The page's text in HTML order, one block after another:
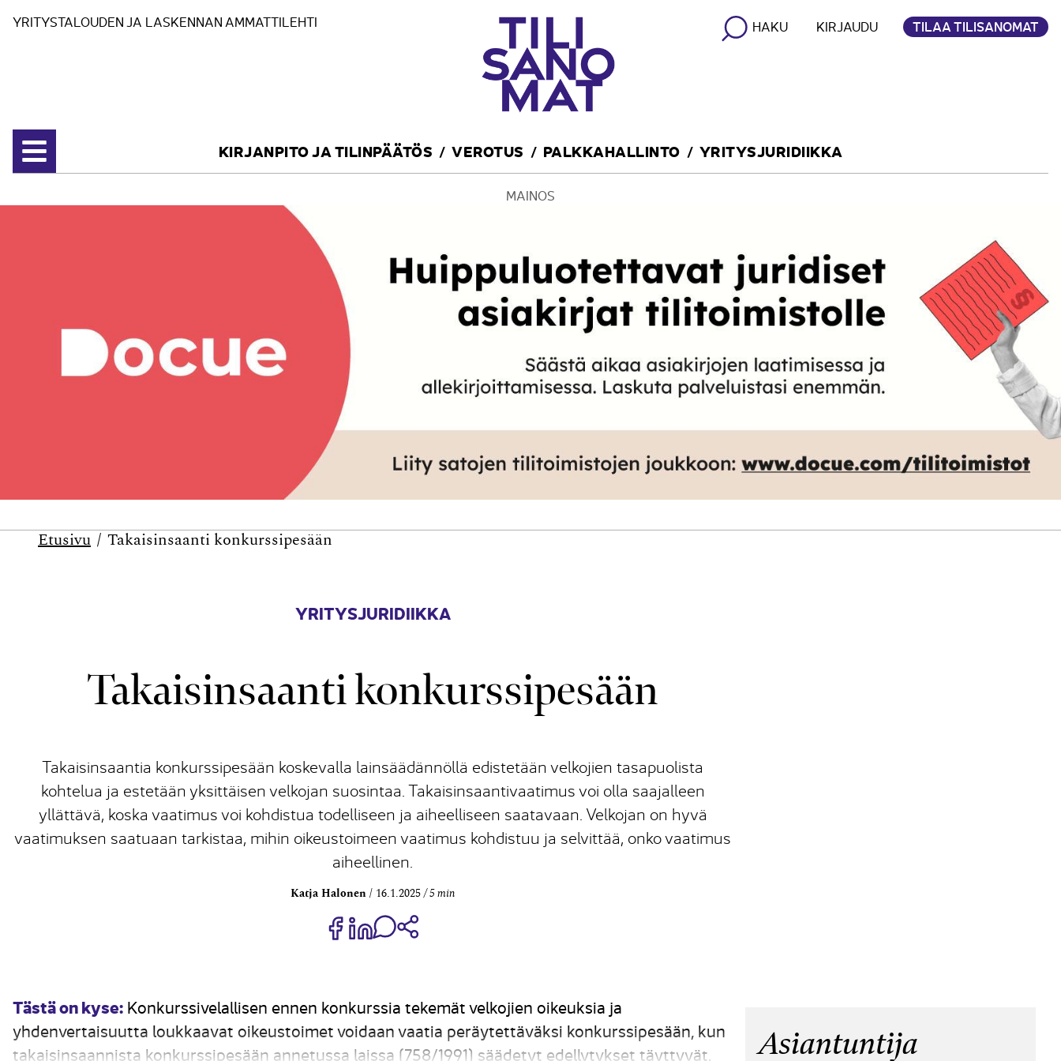
YRITYSTALOUDEN JA LASKENNAN AMMATTILEHTI HAKU KIRJAUDU TILAA TILISANOMAT
Avaa valikko
KIRJANPITO JA TILINPÄÄTÖS VEROTUS PALKKAHALLINTO YRITYSJURIDIIKKA
MAINOS
Etusivu Takaisin­saanti konkurssi­pesään
YRITYSJURIDIIKKA
Takaisin­saanti konkurssi­pesään
Takaisinsaantia konkurssipesään koskevalla lainsäädännöllä edistetään velkojien tasapuolista
kohtelua ja estetään yksittäisen velkojan suosintaa. Takaisinsaantivaatimus voi olla saajalleen
yllättävä, koska vaatimus voi kohdistua todelliseen ja aiheelliseen saatavaan. Velkojan on hyvä
vaatimuksen saatuaan tarkistaa, mihin oikeustoimeen vaatimus kohdistuu ja selvittää, onko vaatimus
aiheellinen.
Katja Halonen 16.1.2025 5 min
Jaa Share on Facebook
Jaa Share on LinkedIn
Jaa WhatsApp-viestinä
Tästä on kyse: Konkurssivelallisen ennen konkurssia tekemät velkojien oikeuksia ja
yhdenvertaisuutta loukkaavat oikeustoimet voidaan vaatia peräytettäväksi konkurssipesään, kun
takaisinsaannista konkurssipesään annetussa laissa (758/1991) säädetyt edellytykset täyttyvät.
Asiantuntija